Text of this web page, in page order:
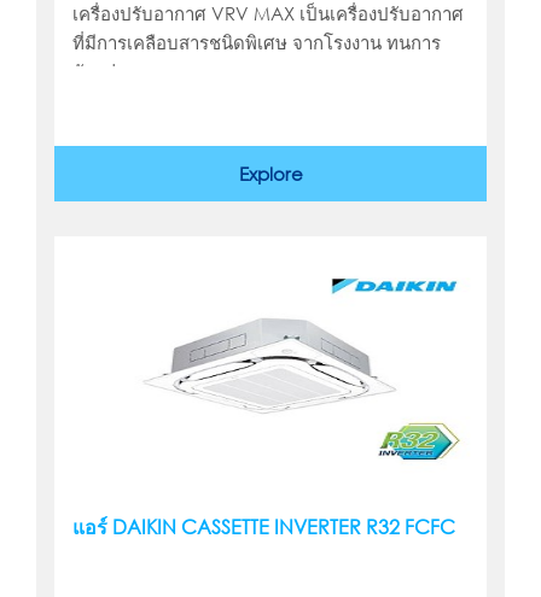
เครื่องปรับอากาศ VRV MAX เป็นเครื่องปรับอากาศ
ที่มีการเคลือบสารชนิดพิเศษ จากโรงงาน ทนการ
กัดกร่อน ทุกสภาพอากาศ
Explore
แอร์ DAIKIN CASSETTE INVERTER R32 FCFC